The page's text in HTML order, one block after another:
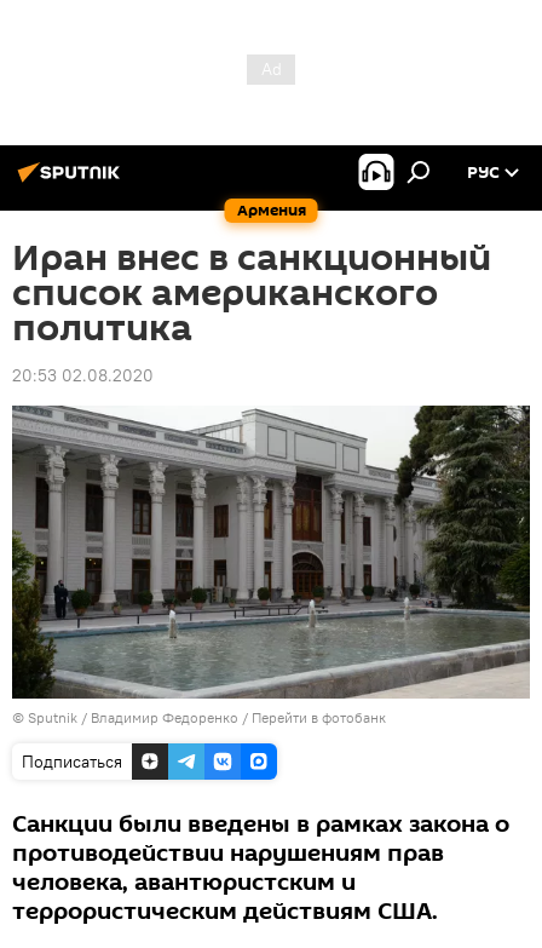
Армения
РУС
Иран внес в санкционный
список американского
политика
20:53 02.08.2020
© Sputnik / Владимир Федоренко / Перейти в фотобанк
Подписаться
Санкции были введены в рамках закона о
противодействии нарушениям прав
человека, авантюристским и
террористическим действиям США.